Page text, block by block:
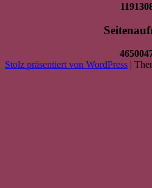
Stolz präsentiert von WordPress |